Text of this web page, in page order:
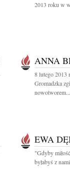
2013 roku w
ANNA
8 lutego 2013
Gromadzka
EWA
"Gdyby
byłabyś z